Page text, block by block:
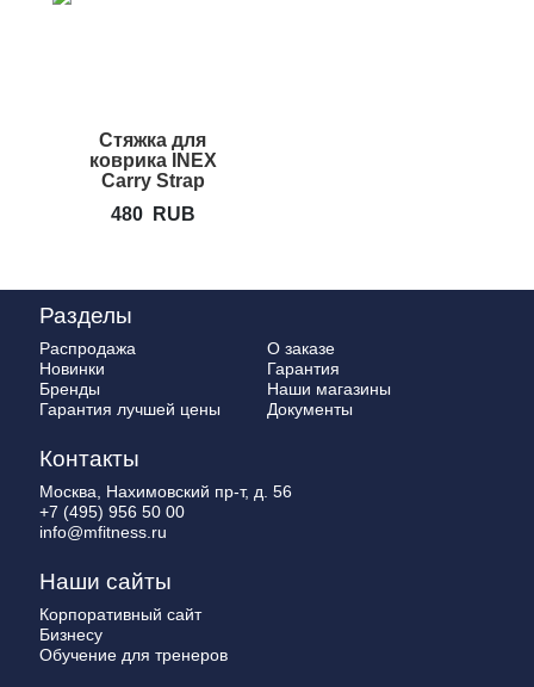
Стяжка для
коврика INEX
Carry Strap
480
RUB
Разделы
Распродажа
Новинки
Бренды
Гарантия лучшей цены
О заказе
Гарантия
Наши магазины
Документы
Контакты
Москва, Нахимовский пр-т, д. 56
+7 (495) 956 50 00
info@mfitness.ru
Наши сайты
Корпоративный сайт
Бизнесу
Обучение для тренеров